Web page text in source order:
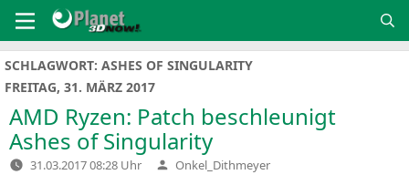
Inhalt
springen
SCHLAGWORT: ASHES OF SINGULARITY
FREITAG, 31. MÄRZ 2017
AMD Ryzen: Patch beschleunigt
Ashes of Singularity
31.03.2017 08:28 Uhr Verfasst
von
Onkel_Dithmeyer